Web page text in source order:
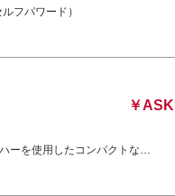
フパワード）
￥ASK
ーを使用したコンパクトな…